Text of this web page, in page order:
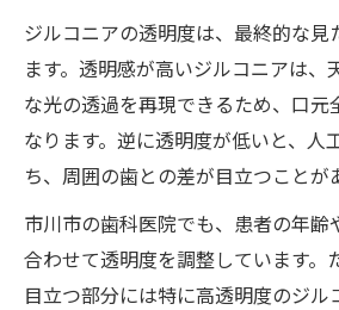
ジルコニアの透明度は、最終的な見
ます。透明感が高いジルコニアは、
な光の透過を再現できるため、口元
なります。逆に透明度が低いと、人
ち、周囲の歯との差が目立つことが
市川市の歯科医院でも、患者の年齢
合わせて透明度を調整しています。
目立つ部分には特に高透明度のジル